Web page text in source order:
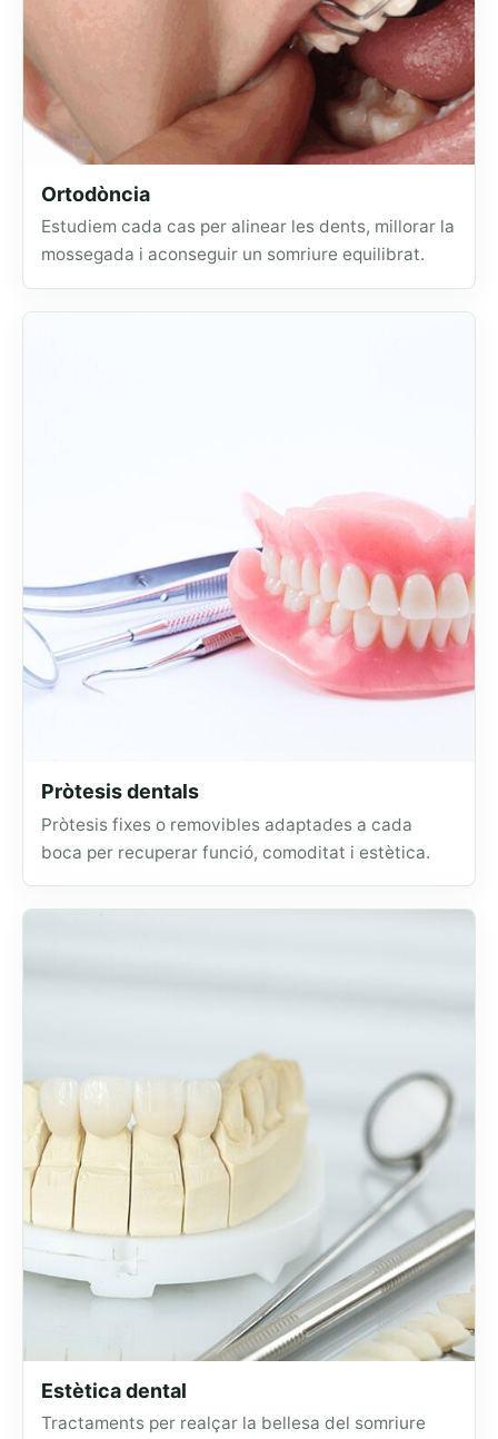
Ortodòncia
Estudiem cada cas per alinear les dents, millorar la
mossegada i aconseguir un somriure equilibrat.
Pròtesis dentals
Pròtesis fixes o removibles adaptades a cada
boca per recuperar funció, comoditat i estètica.
Estètica dental
Tractaments per realçar la bellesa del somriure